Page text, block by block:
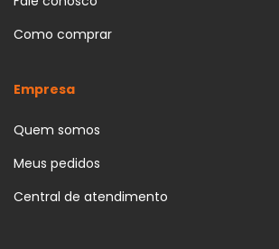
Como comprar
Empresa
Quem somos
Meus pedidos
Central de atendimento